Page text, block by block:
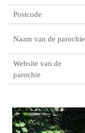
Postcode
Naam van de parochie
Website van de
parochie